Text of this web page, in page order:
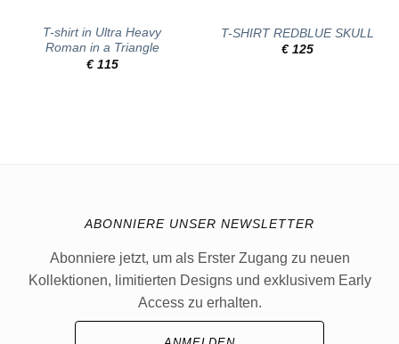
T-shirt in Ultra Heavy
Roman in a Triangle
€115
T-SHIRT REDBLUE SKULL
€125
ABONNIERE UNSER NEWSLETTER
Abonniere jetzt, um als Erster Zugang zu neuen
Kollektionen, limitierten Designs und exklusivem Early
Access zu erhalten.